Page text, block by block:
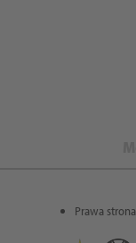
Prawa